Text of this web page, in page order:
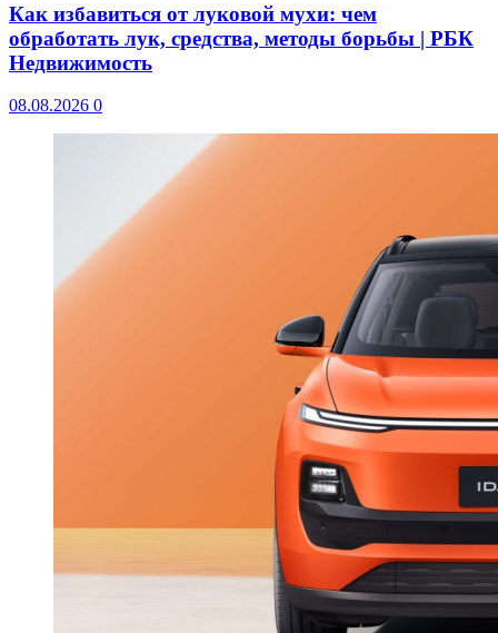
Как избавиться от луковой мухи: чем
обработать лук, средства, методы борьбы | РБК
Недвижимость
08.08.2026 0